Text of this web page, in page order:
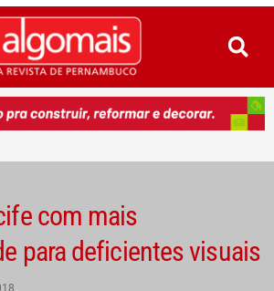
com mais
para deficientes visuais